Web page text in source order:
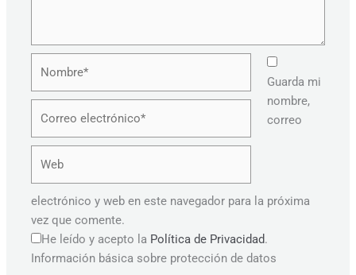
Guarda mi
nombre,
correo
electrónico y web en este navegador para la próxima
vez que comente.
He leído y acepto la Política de Privacidad.
Información básica sobre protección de datos